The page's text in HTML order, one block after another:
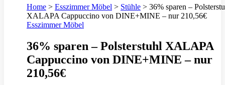
Home > Esszimmer Möbel > Stühle > 36% sparen –
XALAPA Cappuccino von DINE+MINE – nur 210,56€
Esszimmer Möbel
36% sparen – Polsterstuhl XALAPA
Cappuccino von DINE+MINE – nur
210,56€